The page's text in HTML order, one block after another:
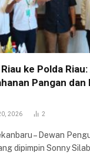
ke Polda Riau:
Pangan dan
2026 2
– Dewan
dipimpin Sonny